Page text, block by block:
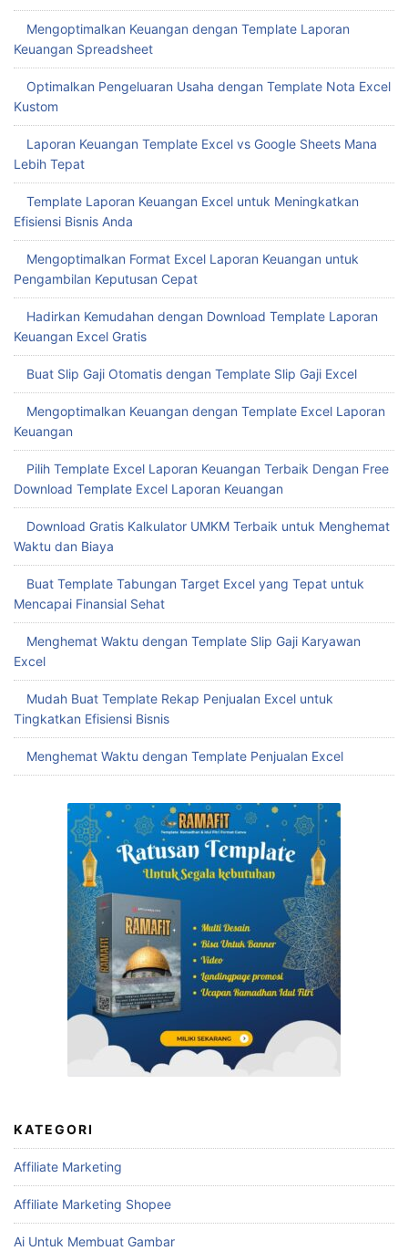
Mengoptimalkan Keuangan dengan Template Laporan
Keuangan Spreadsheet
Optimalkan Pengeluaran Usaha dengan Template Nota Excel
Kustom
Laporan Keuangan Template Excel vs Google Sheets Mana
Lebih Tepat
Template Laporan Keuangan Excel untuk Meningkatkan
Efisiensi Bisnis Anda
Mengoptimalkan Format Excel Laporan Keuangan untuk
Pengambilan Keputusan Cepat
Hadirkan Kemudahan dengan Download Template Laporan
Keuangan Excel Gratis
Buat Slip Gaji Otomatis dengan Template Slip Gaji Excel
Mengoptimalkan Keuangan dengan Template Excel Laporan
Keuangan
Pilih Template Excel Laporan Keuangan Terbaik Dengan Free
Download Template Excel Laporan Keuangan
Download Gratis Kalkulator UMKM Terbaik untuk Menghemat
Waktu dan Biaya
Buat Template Tabungan Target Excel yang Tepat untuk
Mencapai Finansial Sehat
Menghemat Waktu dengan Template Slip Gaji Karyawan
Excel
Mudah Buat Template Rekap Penjualan Excel untuk
Tingkatkan Efisiensi Bisnis
Menghemat Waktu dengan Template Penjualan Excel
KATEGORI
Affiliate Marketing
Affiliate Marketing Shopee
Ai Untuk Membuat Gambar